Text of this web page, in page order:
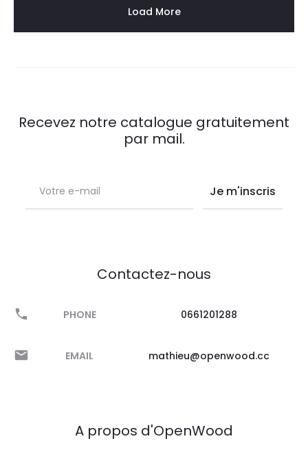
Load More
Recevez notre catalogue gratuitement
par mail.
Contactez-nous
PHONE 0661201288
EMAIL mathieu@openwood.cc
A propos d'OpenWood